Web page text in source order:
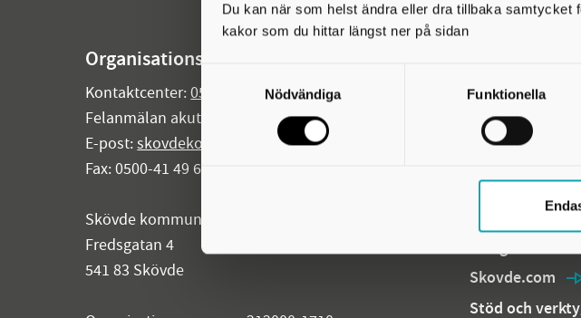
Du kan när som helst ändra eller dra tillbaka
kakor som du hittar längst ner på sidan
Nödvändiga
Funktionella
Organisationsuppgifter
Kontaktcenter:0500-49 80 00
Felanmälan akuta fel dygnet runt:0500-49 97 00
E-post:skovdekommun@skovde.se
Fax: 0500-41 49 60
Skövde kommun
Fredsgatan 4
541 83 Skövde
Arena Skövde
Billingen Skövde
Inloggning för
Kultur i Skövde
Skovde.com
Stöd och